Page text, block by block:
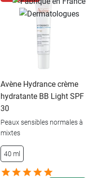
Avène Hydrance crème
hydratante BB Light SPF
30
Peaux sensibles normales à
mixtes
40 ml